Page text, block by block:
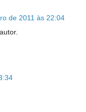
de 2011 às 22:04